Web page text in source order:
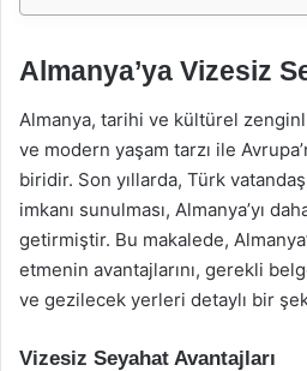
Almanya’ya Vizesiz
Almanya, tarihi ve kültürel
ve modern yaşam tarzı ile
biridir. Son yıllarda, Türk
imkanı sunulması, Almanya’yı
getirmiştir. Bu makalede,
etmenin avantajlarını, gerekli
ve gezilecek yerleri detaylı bir
Vizesiz Seyahat Avantajları